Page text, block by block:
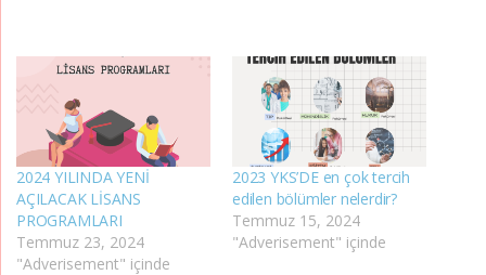
2024 YILINDA YENİ
AÇILACAK LİSANS
PROGRAMLARI
Temmuz 23, 2024
"Adverisement" içinde
2023 YKS’DE en çok tercih
edilen bölümler nelerdir?
Temmuz 15, 2024
"Adverisement" içinde